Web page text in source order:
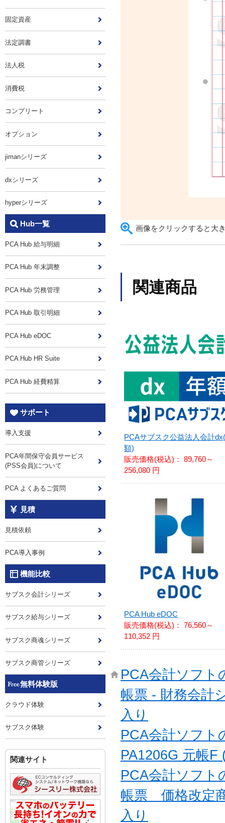
固定資産
法定調書
法人税
消費税
コンプリート
オプション
jimanシリーズ
dxシリーズ
hyperシリーズ
Hub一覧
PCA Hub 給与明細
PCA Hub 年末調整
PCA Hub 労務管理
PCA Hub 取引明細
PCA Hub eDOC
PCA Hub HR Suite
PCA Hub 経費精算
サポート
導入支援
PCA年間保守会員サービス
(PSS会員)について
PCA よくあるご質問
見積
見積依頼
PCA導入事例
機能比較
サブスク会計シリーズ
サブスク給与シリーズ
サブスク商魂シリーズ
サブスク商管シリーズ
無料体験版
クラウド体験
サブスク体験
関連サイト
画像をクリックすると大
関連商品
PCAサブスク公益法人会計
額)
販売価格(税込)：89,760～
256,080 円
PCA Hub eDOC
販売価格(税込)：76,560～
110,352 円
PCA会計ソフ
帳票 - 財務会計
入り
PCA会計ソフ
PA1206G 元帳F
PCA会計ソフ
帳票 価格改定
入り